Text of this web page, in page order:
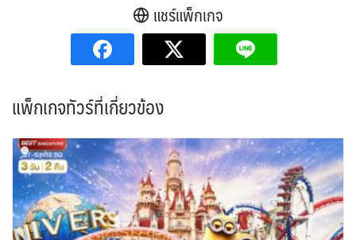
แชร์แพ็กเกจ
แพ็กเกจทัวร์ที่เกี่ยวข้อง